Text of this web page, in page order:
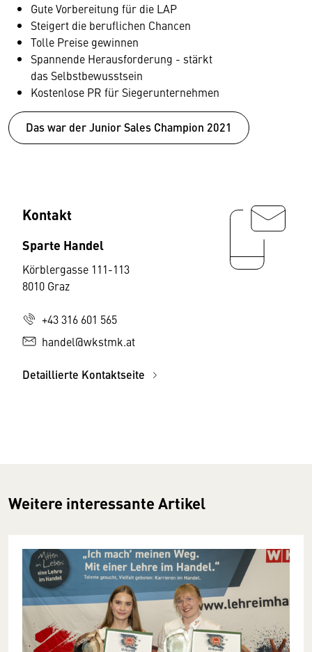
Gute Vorbereitung für die LAP
Steigert die beruflichen Chancen
Tolle Preise gewinnen
Spannende Herausforderung - stärkt
das Selbstbewusstsein
Kostenlose PR für Siegerunternehmen
Das war der Junior Sales Champion 2021
Kontakt
Sparte Handel
Körblergasse 111-113
8010 Graz
+43 316 601 565
handel@wkstmk.at
Detaillierte Kontaktseite
Weitere interessante Artikel